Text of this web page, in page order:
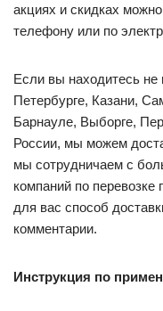
акциях и скидках
телефону или по
Если вы находитесь не
Петербурге, Казани,
Барнауле, Выборге,
России, мы можем
мы сотрудничаем с
компаний по
для вас способ
комментарии.
Инструкция по